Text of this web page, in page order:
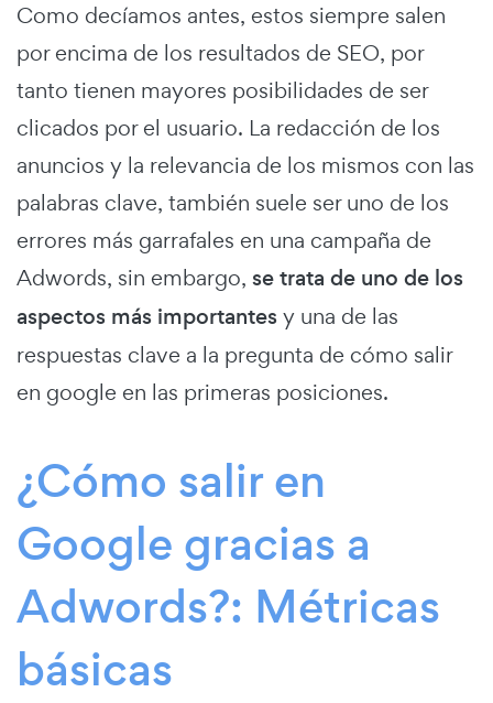
Como decíamos antes, estos siempre salen
por encima de los resultados de SEO, por
tanto tienen mayores posibilidades de ser
clicados por el usuario. La redacción de los
anuncios y la relevancia de los mismos con las
palabras clave, también suele ser uno de los
errores más garrafales en una campaña de
Adwords, sin embargo, se trata de uno de los
aspectos más importantes y una de las
respuestas clave a la pregunta de cómo salir
en google en las primeras posiciones.
¿Cómo salir en
Google gracias a
Adwords?: Métricas
básicas